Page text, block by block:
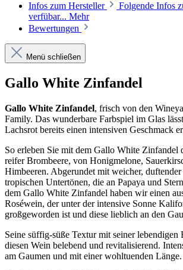
Infos zum Hersteller
Folgende Infos
verfübar... Mehr
Bewertungen
Menü schließen
Gallo White Zinfandel
Gallo White Zinfandel, frisch von den
Family. Das wunderbare Farbspiel im Glas
Lachsrot bereits einen intensiven Geschmack
So erleben Sie mit dem Gallo White Zinfandel
reifer Brombeere, von Honigmelone,
Himbeeren. Abgerundet mit weicher,
tropischen Untertönen, die an Papaya und
dem Gallo White Zinfandel haben wir einen
Roséwein, der unter der intensive Sonne
großgeworden ist und diese lieblich an den
Seine süffig-süße Textur mit seiner lebendigen
diesen Wein belebend und revitalisierend.
am Gaumen und mit einer wohltuenden Länge.